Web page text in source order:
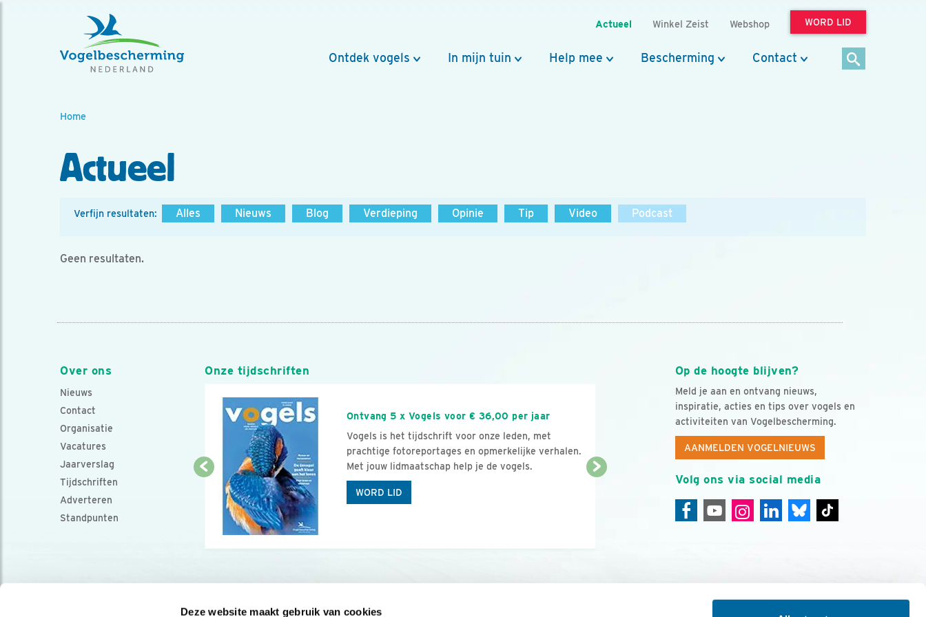
Deze website maakt gebruik van cookies
Actueel Winkel Zeist Webshop WORD LID
Ontdek vogels In mijn tuin Help mee Bescherming Contact
Home
Actueel
Verfijn resultaten: Alles Nieuws Blog Verdieping Opinie Tip Video Podcast
Geen resultaten.
Over ons
Nieuws
Contact
Organisatie
Vacatures
Jaarverslag
Tijdschriften
Adverteren
Standpunten
Op de hoogte blijven?
Meld je aan en ontvang nieuws,
inspiratie, acties en tips over vogels en
activiteiten van Vogelbescherming.
AANMELDEN VOGELNIEUWS
Volg ons via social media
Onze tijdschriften
Ontvang 5 x Vogels voor € 36,00 per jaar
Vogels is het tijdschrift voor onze leden, met
prachtige fotoreportages en opmerkelijke verhalen.
Met jouw lidmaatschap help je de vogels.
WORD LID